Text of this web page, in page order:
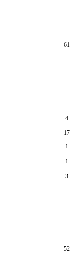
61
4
17
1
1
3
52